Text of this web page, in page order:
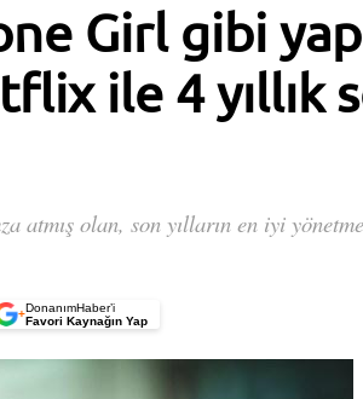
Girl gibi
ile 4 yıllık
atmış olan, son yılların en iyi
+DonanımHaber’i
Favori Kaynağın Yap